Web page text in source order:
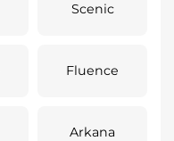
Scenic
Fluence
Arkana